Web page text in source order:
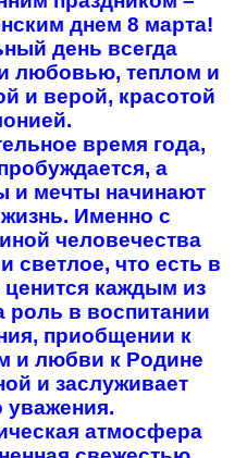
(по видам)
деятельность
мастерство
испытаний для инвалидов
днем 8 марта!
день всегда
любовью, теплом и
и верой, красотой
время года,
а
и мечты начинают
Именно с
человечества
светлое, что есть в
каждым из
роль в воспитании
приобщении к
и любви к Родине
и заслуживает
уважения.
атмосфера